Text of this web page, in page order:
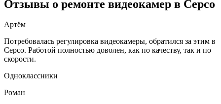
Отзывы о ремонте видеокамер в Серсо
Артём
Потребовалась регулировка видеокамеры, обратился за этим в
Серсо. Работой полностью доволен, как по качеству, так и по
скорости.
Одноклассники
Роман